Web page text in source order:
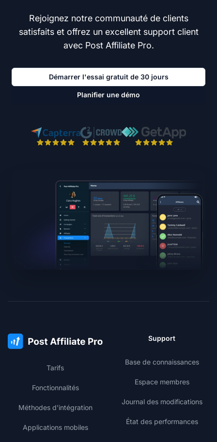
Rejoignez notre communauté de clients
satisfaits et offrez un excellent support client
avec Post Affiliate Pro.
Démarrer l'essai gratuit de 30 jours
Planifier une démo
Tarifs
Fonctionnalités
Méthodes d'intégration
Applications mobiles
Support
Base de connaissances
Espace membres
Journal des modifications
État des performances